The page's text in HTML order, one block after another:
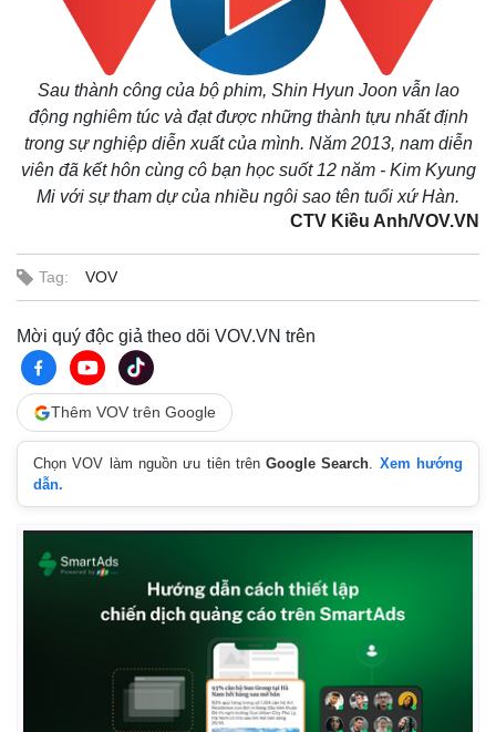
Sau thành công của bộ phim, Shin Hyun Joon vẫn lao
động nghiêm túc và đạt được những thành tựu nhất định
trong sự nghiệp diễn xuất của mình. Năm 2013, nam diễn
viên đã kết hôn cùng cô bạn học suốt 12 năm - Kim Kyung
Mi với sự tham dự của nhiều ngôi sao tên tuổi xứ Hàn.
CTV Kiều Anh/VOV.VN
Tag: VOV
Mời quý độc giả theo dõi VOV.VN trên
Thêm VOV trên Google
Chọn VOV làm nguồn ưu tiên trênGoogle Search. Xem hướng
dẫn.